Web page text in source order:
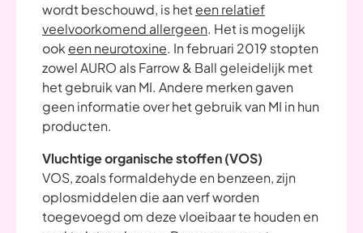
wordt beschouwd, is heteen relatief
veelvoorkomend allergeen. Het is mogelijk
ook een neurotoxine. In februari 2019 stopten
zowel AURO als Farrow & Ball geleidelijk met
het gebruik van MI. Andere merken gaven
geen informatie over het gebruik van MI in hun
producten.
Vluchtige organische stoffen (VOS)
VOS, zoals formaldehyde en benzeen, zijn
oplosmiddelen die aan verf worden
toegevoegd om deze vloeibaar te houden en